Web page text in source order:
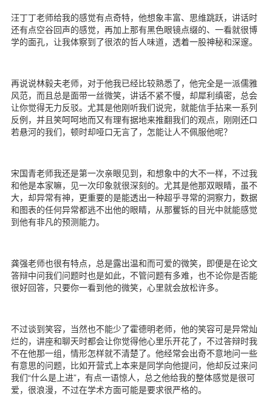
汪丁丁老师给我的感觉有点奇特，他想象丰富、思维跳跃，讲话时
还有点空谷回声的感觉，再加上那有黑色眼镜点缀的、一看就很博
学的面孔，让我体察到了很浓的哲人味道，透着一股神秘和深邃。
再说说林毅夫老师，对于他我已经比较熟悉了，他完全是一派儒雅
风范，而且总是面带一丝微笑，讲话不紧不慢，却犀利缜密，总会
让你觉得无力反驳。尤其是他刚听我们说完，就能信手拈来一系列
反例，并且笑呵呵地而又有理有据地来推翻我们的观点，刚刚还口
若悬河的我们，顿时却哑口无言了，怎能让人不佩服他呢？
宋国青老师我还是第一次亲眼见到，和想象中的大不一样，不过我
和他是本家嘛，见一次印象就很深刻的。尤其是他那双眼睛，虽不
大，却异常有神，更重要的是能透出一种超乎寻常的洞察力，数据
和图表的任何异常都逃不出他的眼睛，从那矍铄的目光中就能感觉
到他有非凡的预测能力。
龚强老师也很有特点，总是露出温和而可爱的微笑，即便是在论文
答辩中问我们问题时也是如此，不管问题有多难，也不论你是否能
很好回答，只要你一看到他的微笑，心里就会放松许多。
不过谈到笑容，当然也不能少了霍德明老师，他的笑容可是异常灿
烂的，讲座和聊天时都会让你觉得他心里乐开花了，不过答辩时我
不在他那一组，情形怎样就不清楚了。他经常会出奇不意地问一些
有意思的问题，比如开营式上本来是同学向他提问，他却反过来问
我们“什么是上进”，有点一语惊人，总之他给我的整体感觉是很可
爱，很浪漫，不过在学术方面可能是要求很严格的。